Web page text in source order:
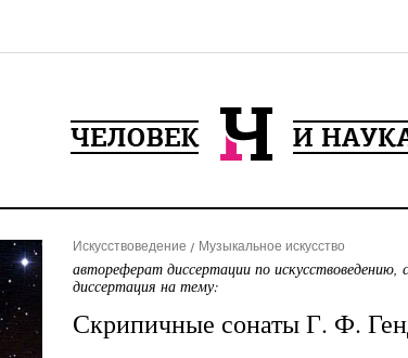
Искусствоведение Музыкальное искусство
автореферат диссертации по
диссертация на тему:
Скрипичные сонаты Г. Ф.